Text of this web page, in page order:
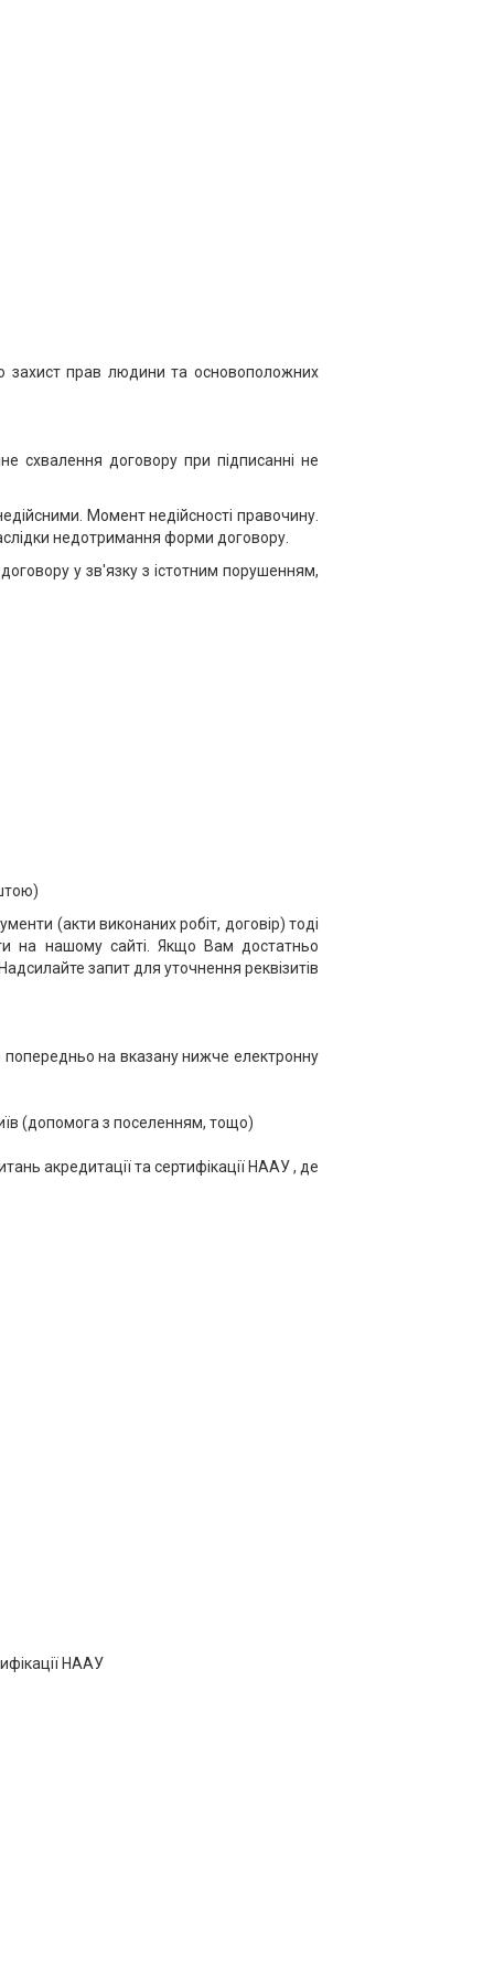
захист прав людини та основоположних
схвалення договору при підписанні не
Момент недійсності правочину.
недотримання форми договору.
у зв'язку з істотним порушенням,
(акти виконаних робіт, договір) тоді
на нашому сайті. Якщо Вам достатньо
запит для уточнення реквізитів
попередньо на вказану нижче електронну
(допомога з поселенням, тощо)
акредитації та сертифікації НААУ , де
НААУ